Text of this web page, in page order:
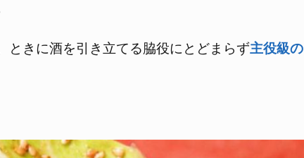
ときに酒を引き立てる脇役にとどまらず主役級の